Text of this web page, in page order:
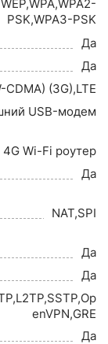
WEP,WPA,WPA2-
PSK,WPA3-PSK
Да
Да
CDMA) (3G),LTE
USB-модем
4G Wi-Fi роутер
Да
NAT,SPI
Да
Да
enVPN,GRE
Да